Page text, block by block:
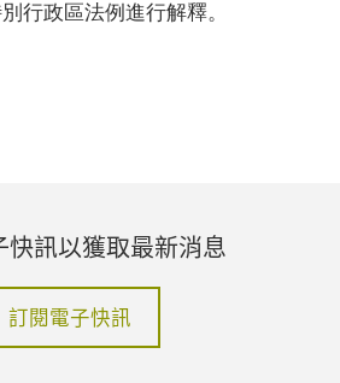
行政區法例進行解釋。
快訊以獲取最新消息
訂閱電子快訊